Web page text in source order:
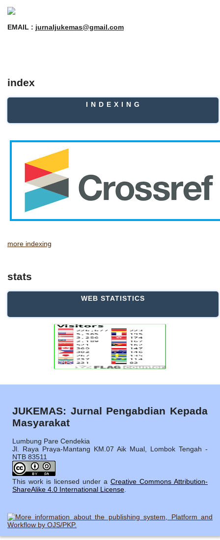
EMAIL : jurnaljukemas@gmail.com
index
I N D E X I N G
more indexing
stats
WEB STATISTICS
JUKEMAS: Jurnal Pengabdian Kepada
Masyarakat
Lumbung Pare Cendekia
Jl. Raya Praya-Mantang KM.07 Aik Mual, Lombok Tengah -
NTB 83511
This work is licensed under a Creative Commons Attribution-
ShareAlike 4.0 International License.